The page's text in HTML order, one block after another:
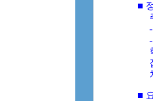
■
■